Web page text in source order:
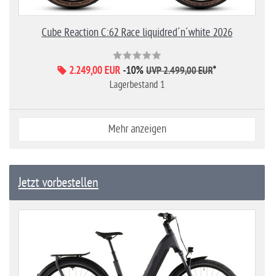
Cube Reaction C:62 Race liquidred´n´white 2026
2.249,00 EUR-10% UVP 2.499,00 EUR*
Lagerbestand 1
Mehr anzeigen
Jetzt vorbestellen